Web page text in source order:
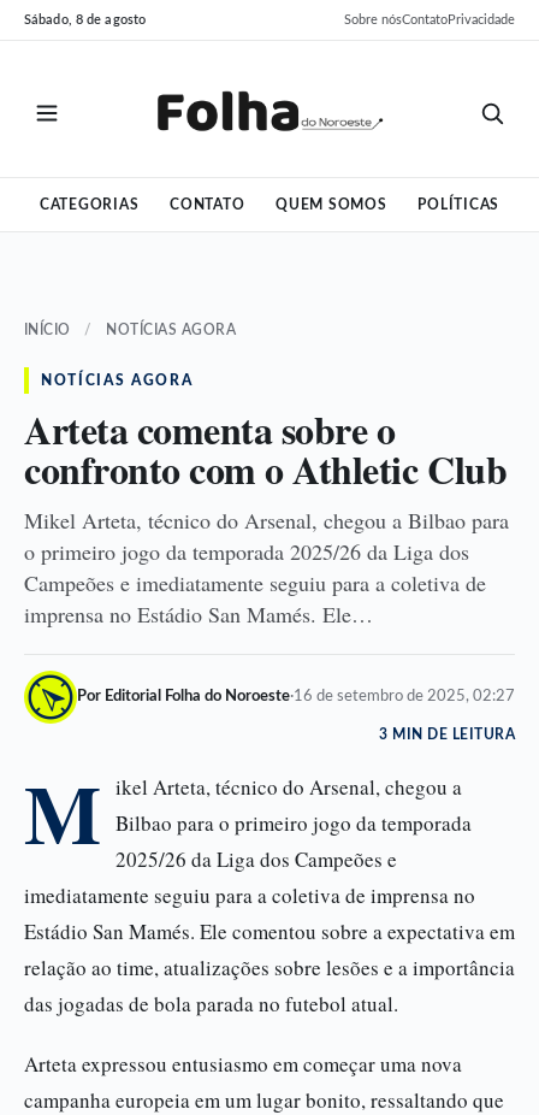
Pular
para
Pular
para
Sábado, 8 de agosto Sobre nósContatoPrivacidade
CATEGORIAS CONTATO QUEM SOMOS POLÍTICAS
INÍCIO / NOTÍCIAS AGORA
NOTÍCIAS AGORA
Arteta comenta sobre o
confronto com o Athletic Club
Mikel Arteta, técnico do Arsenal, chegou a Bilbao para
o primeiro jogo da temporada 2025/26 da Liga dos
Campeões e imediatamente seguiu para a coletiva de
imprensa no Estádio San Mamés. Ele…
Por Editorial Folha do Noroeste·16 de setembro de 2025, 02:27
3 MIN DE LEITURA
M ikel Arteta, técnico do Arsenal, chegou a
Bilbao para o primeiro jogo da temporada
2025/26 da Liga dos Campeões e
imediatamente seguiu para a coletiva de imprensa no
Estádio San Mamés. Ele comentou sobre a expectativa em
relação ao time, atualizações sobre lesões e a importância
das jogadas de bola parada no futebol atual.
Arteta expressou entusiasmo em começar uma nova
campanha europeia em um lugar bonito, ressaltando que